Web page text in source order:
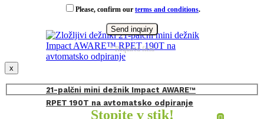
21-palčni mini dežnik Impact AWARE™
RPET 190T na avtomatsko odpiranje
Please, confirm our terms and conditions.
* Required field
x
Stopite v stik!